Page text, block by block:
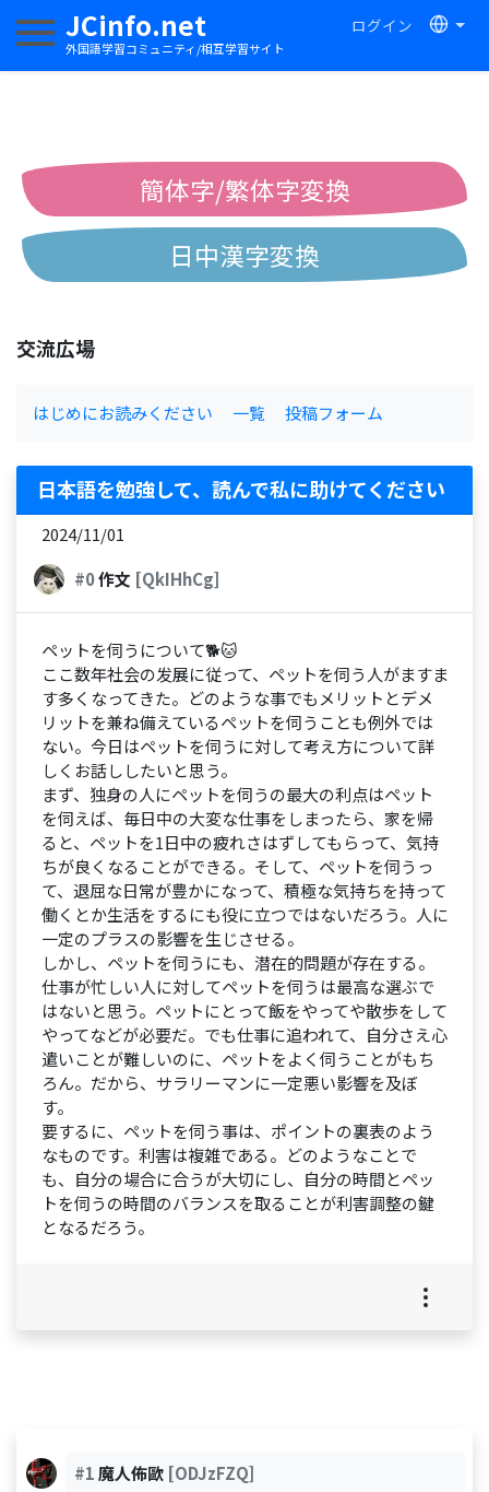
JCinfo.net
外国語学習コミュニティ/相互学習サイト
ログイン
ナビゲーションを切り替える
簡体字/繁体字変換
日中漢字変換
交流広場
はじめにお読みください 一覧 投稿フォーム
日本語を勉強して、読んで私に助けてください
2024/11/01
#0作文 [QkIHhCg]
ペットを伺うについて🐕🐱
ここ数年社会の发展に従って、ペットを伺う人がますま
す多くなってきた。どのような事でもメリットとデメ
リットを兼ね備えているペットを伺うことも例外では
ない。今日はペットを伺うに対して考え方について詳
しくお話ししたいと思う。
まず、独身の人にペットを伺うの最大の利点はペット
を伺えば、毎日中の大変な仕事をしまったら、家を帰
ると、ペットを1日中の疲れさはずしてもらって、気持
ちが良くなることができる。そして、ペットを伺うっ
て、退屈な日常が豊かになって、積極な気持ちを持って
働くとか生活をするにも役に立つではないだろう。人に
一定のプラスの影響を生じさせる。
しかし、ペットを伺うにも、潜在的問題が存在する。
仕事が忙しい人に対してペットを伺うは最高な選ぶで
はないと思う。ペットにとって飯をやってや散歩をして
やってなどが必要だ。でも仕事に追われて、自分さえ心
遣いことが難しいのに、ペットをよく伺うことがもち
ろん。だから、サラリーマンに一定悪い影響を及ぼ
す。
要するに、ペットを伺う事は、ポイントの裏表のよう
なものです。利害は複雑である。どのようなことで
も、自分の場合に合うが大切にし、自分の時間とペッ
トを伺うの時間のバランスを取ることが利害調整の鍵
となるだろう。
#1魔人佈歐 [ODJzFZQ]